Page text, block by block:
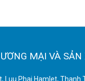
MẠI VÀ SẢN
Luu Phai Hamlet, Thanh